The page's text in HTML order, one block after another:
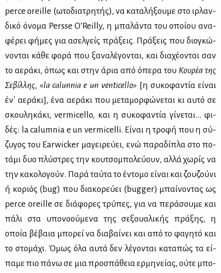
perce oreille (ωτο­δια­τρη­τής), να κα­τα­λή­ξου­με στο ιρ­λαν­
δι­κό όνο­μα Persse O’Reilly, η μπα­λά­ντα του οποί­ου ανα­
φέ­ρει φή­μες για ασελ­γείς πρά­ξεις. Πρά­ξεις που διο­γκώ­
νο­νται κά­θε φο­ρά που ξα­να­λέ­γο­νται, και δια­χέ­ο­νται σαν
το αε­ρά­κι, όπως και στην άρια από όπε­ρα του Κου­ρέα της
Σε­βίλ­λης, «la calunnia e un venticello» [η συ­κο­φα­ντία εί­ναι
έν΄ αε­ρά­κι], ένα αε­ρά­κι που με­τα­μορ­φώ­νε­ται κι αυ­τό σε
σκου­λη­κά­κι, vermicello, και η συ­κο­φα­ντία γί­νε­ται… φι­
δές: la calumnia e un vermicelli. Εί­ναι η τρο­φή που η σύ­
ζυ­γος του Earwicker μα­γει­ρεύ­ει, ενώ πα­ρα­δί­πλα στο πο­
τά­μι δυο πλύ­στρες την κου­τσο­μπο­λεύ­ουν, αλ­λά χω­ρίς να
την κα­κο­λο­γούν. Πα­ρά ταύ­τα το έντο­μο εί­ναι και ζου­ζού­νι
ή κο­ριός (bug) που δια­κο­ρεύ­ει (bugger) μπαί­νο­ντας ως
perce oreille σε διά­φο­ρες τρύ­πες, για να πε­ρά­σου­με και
πά­λι στα υπο­νο­ού­με­να της σε­ξουα­λι­κής πρά­ξης, η
οποία βέ­βαια μπο­ρεί να δια­βαί­νει και από το φα­γη­τό και
το στο­μά­χι. Όμως όλα αυ­τά δεν λέ­γο­νται κα­τα­πώς τα εί­
πα­με πιο πά­νω σε μια προ­σπά­θεια ερ­μη­νεί­ας, ού­τε μπο­